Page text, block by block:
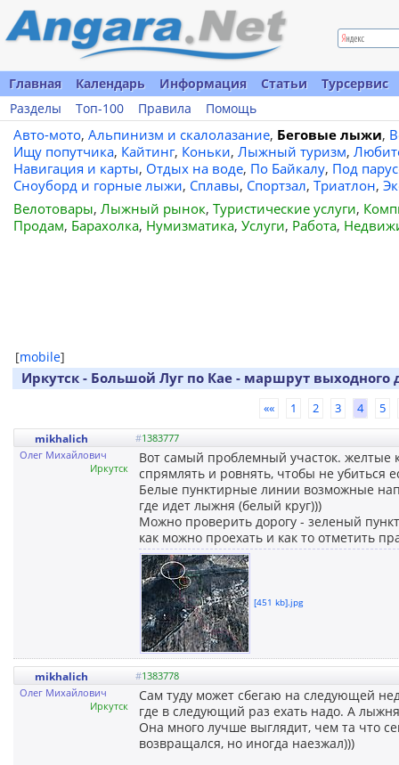
Главная Календарь Информация Статьи
Турсервис
Разделы
Топ-100 Правила Помощь
Авто-мото, Альпинизм и скалолазание, Беговые лыжи,
Ищу попутчика, Кайтинг, Коньки, Лыжный туризм,
Навигация и карты, Отдых на воде, По Байкалу, Под
Сноуборд и горные лыжи, Сплавы, Спортзал, Триатлон,
Велотовары, Лыжный рынок, Туристические услуги,
Продам, Барахолка, Нумизматика, Услуги, Работа,
[mobile]
Иркутск - Большой Луг по Кае - маршрут выходного
«« 1 2 3 4 5
mikhalich #1383777
Олег Михайлович
Иркутск
Вот самый проблемный участок. желтые
спрямлять и ровнять, чтобы не убиться
Белые пунктирные линии возможные
где идет лыжня (белый круг)))
Можно проверить дорогу - зеленый
как можно проехать и как то отметить
[451 kb].jpg
mikhalich #1383778
Олег Михайлович
Иркутск
Сам туду может сбегаю на следующей
где в следующий раз ехать надо. А
Она много лучше выглядит, чем та что
возвращался, но иногда наезжал)))